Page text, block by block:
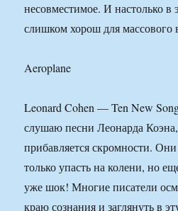
несовместимое. И настолько в
слишком хорош для массового
Aeroplane
Leonard Cohen — Ten New
слушаю песни Леонарда
прибавляется скромности. Они
только упасть на колени, но
уже шок! Многие писатели
краю сознания и заглянуть в